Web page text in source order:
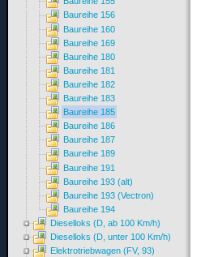
Baureihe 156
Baureihe 160
Baureihe 169
Baureihe 180
Baureihe 181
Baureihe 182
Baureihe 183
Baureihe 185
Baureihe 186
Baureihe 187
Baureihe 189
Baureihe 191
Baureihe 193 (alt)
Baureihe 193 (Vectron)
Baureihe 194
Dieselloks (D, ab 100 Km/h)
Dieselloks (D, unter 100 Km/h)
Elektrotriebwagen (FV, 93)